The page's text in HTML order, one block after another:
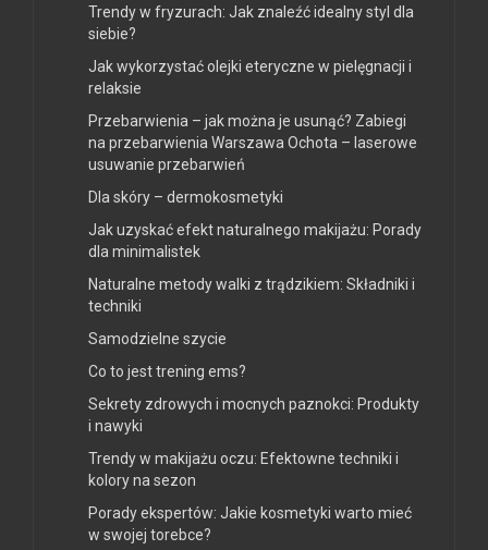
Trendy w fryzurach: Jak znaleźć idealny styl dla
siebie?
Jak wykorzystać olejki eteryczne w pielęgnacji i
relaksie
Przebarwienia – jak można je usunąć? Zabiegi
na przebarwienia Warszawa Ochota – laserowe
usuwanie przebarwień
Dla skóry – dermokosmetyki
Jak uzyskać efekt naturalnego makijażu: Porady
dla minimalistek
Naturalne metody walki z trądzikiem: Składniki i
techniki
Samodzielne szycie
Co to jest trening ems?
Sekrety zdrowych i mocnych paznokci: Produkty
i nawyki
Trendy w makijażu oczu: Efektowne techniki i
kolory na sezon
Porady ekspertów: Jakie kosmetyki warto mieć
w swojej torebce?